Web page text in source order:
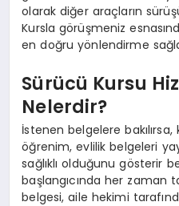
olarak diğer araçların
Kursla görüşmeniz
en doğru yönlendirme
Sürücü Kursu
Nelerdir?
İstenen belgelere
öğrenim, evlilik belgeleri
sağlıklı olduğunu gösterir
başlangıcında her zaman
belgesi, aile hekimi